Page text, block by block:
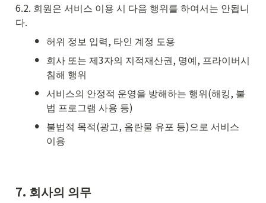
6.2. 회원은 서비스 이용 시 다음 행위를 하여서는 안됩니
다.
• 허위 정보 입력, 타인 계정 도용
• 회사 또는 제3자의 지적재산권, 명예, 프라이버시
침해 행위
• 서비스의 안정적 운영을 방해하는 행위(해킹, 불
법 프로그램 사용 등)
• 불법적 목적(광고, 음란물 유포 등)으로 서비스
이용
7. 회사의 의무